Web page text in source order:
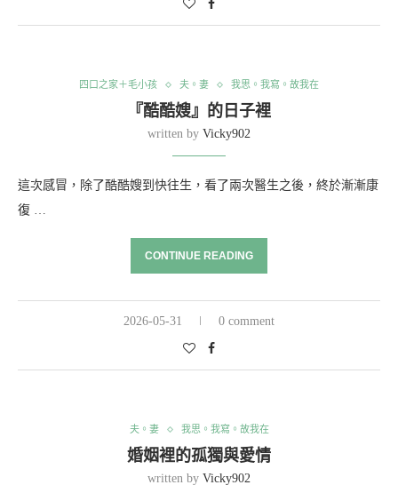
四口之家＋毛小孩 夫。妻 我思。我寫。故我在
『酷酷嫂』的日子裡
written by Vicky902
這次感冒，除了酷酷嫂到快往生，看了兩次醫生之後，終於漸漸康
復 …
CONTINUE READING
2026-05-31 0 comment
夫。妻 我思。我寫。故我在
婚姻裡的孤獨與愛情
written by Vicky902